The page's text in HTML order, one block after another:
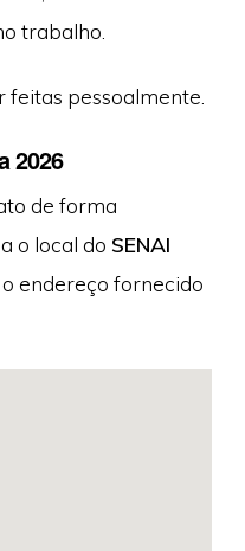
trabalho.
pessoalmente.
2026
de forma
o local do SENAI
o endereço fornecido